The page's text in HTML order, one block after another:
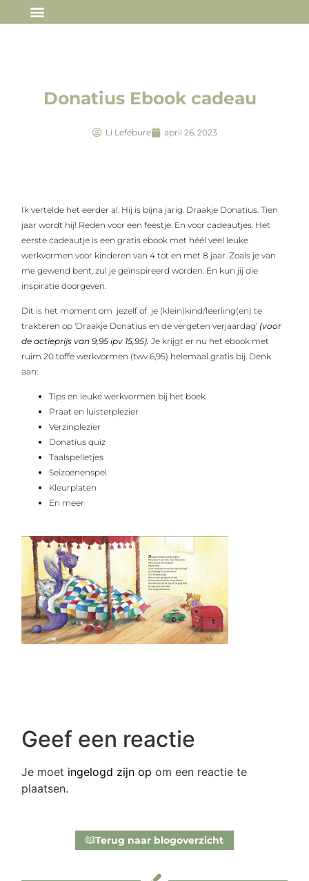
Donatius Ebook cadeau
Li Lefébure april 26, 2023
Ik vertelde het eerder al. Hij is bijna jarig. Draakje Donatius. Tien
jaar wordt hij! Reden voor een feestje. En voor cadeautjes. Het
eerste cadeautje is een gratis ebook met héél veel leuke
werkvormen voor kinderen van 4 tot en met 8 jaar. Zoals je van
me gewend bent, zul je geïnspireerd worden. En kun jij die
inspiratie doorgeven.
Dit is het moment om jezelf of je (klein)kind/leerling(en) te
trakteren op ‘Draakje Donatius en de vergeten verjaardag’ (voor
de actieprijs van 9,95 ipv 15,95).Je krijgt er nu het ebook met
ruim 20 toffe werkvormen (twv 6,95) helemaal gratis bij. Denk
aan:
Tips en leuke werkvormen bij het boek
Praat en luisterplezier
Verzinplezier
Donatius quiz
Taalspelletjes
Seizoenenspel
Kleurplaten
En meer
Geef een reactie
Je moet ingelogd zijn op om een reactie te
plaatsen.
Terug naar blogoverzicht